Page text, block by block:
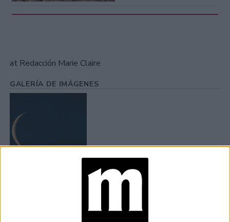
at Redacción Marie Claire
GALERÍA DE IMÁGENES